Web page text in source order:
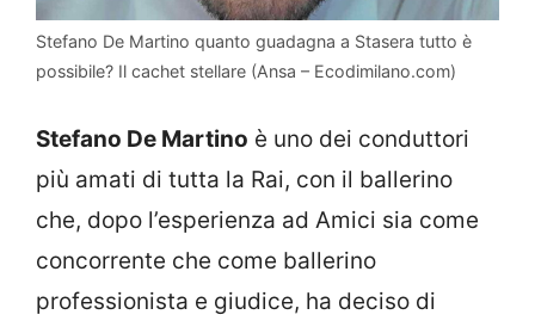
Stefano De Martino quanto guadagna a Stasera tutto è
possibile? Il cachet stellare (Ansa – Ecodimilano.com)
Stefano De Martino è uno dei conduttori
più amati di tutta la Rai, con il ballerino
che, dopo l’esperienza ad Amici sia come
concorrente che come ballerino
professionista e giudice, ha deciso di